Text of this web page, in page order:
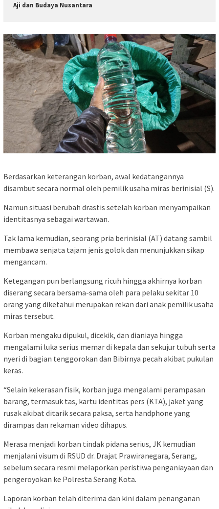
Aji dan Budaya Nusantara
Berdasarkan keterangan korban, awal kedatangannya
disambut secara normal oleh pemilik usaha miras berinisial (S).
Namun situasi berubah drastis setelah korban menyampaikan
identitasnya sebagai wartawan.
Tak lama kemudian, seorang pria berinisial (AT) datang sambil
membawa senjata tajam jenis golok dan menunjukkan sikap
mengancam.
Ketegangan pun berlangsung ricuh hingga akhirnya korban
diserang secara bersama-sama oleh para pelaku sekitar 10
orang yang diketahui merupakan rekan dari anak pemilik usaha
miras tersebut.
Korban mengaku dipukul, dicekik, dan dianiaya hingga
mengalami luka serius memar di kepala dan sekujur tubuh serta
nyeri di bagian tenggorokan dan Bibirnya pecah akibat pukulan
keras.
“Selain kekerasan fisik, korban juga mengalami perampasan
barang, termasuk tas, kartu identitas pers (KTA), jaket yang
rusak akibat ditarik secara paksa, serta handphone yang
dirampas dan rekaman video dihapus.
Merasa menjadi korban tindak pidana serius, JK kemudian
menjalani visum di RSUD dr. Drajat Prawiranegara, Serang,
sebelum secara resmi melaporkan peristiwa penganiayaan dan
pengeroyokan ke Polresta Serang Kota.
Laporan korban telah diterima dan kini dalam penanganan